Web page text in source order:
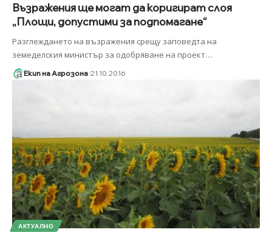
Възражения ще могат да коригират слоя
„Площи, допустими за подпомагане“
Разглеждането на възражения срещу заповедта на
земеделския министър за одобряване на проект…
Екип на Агрозона 21.10.2016
АКТУАЛНО